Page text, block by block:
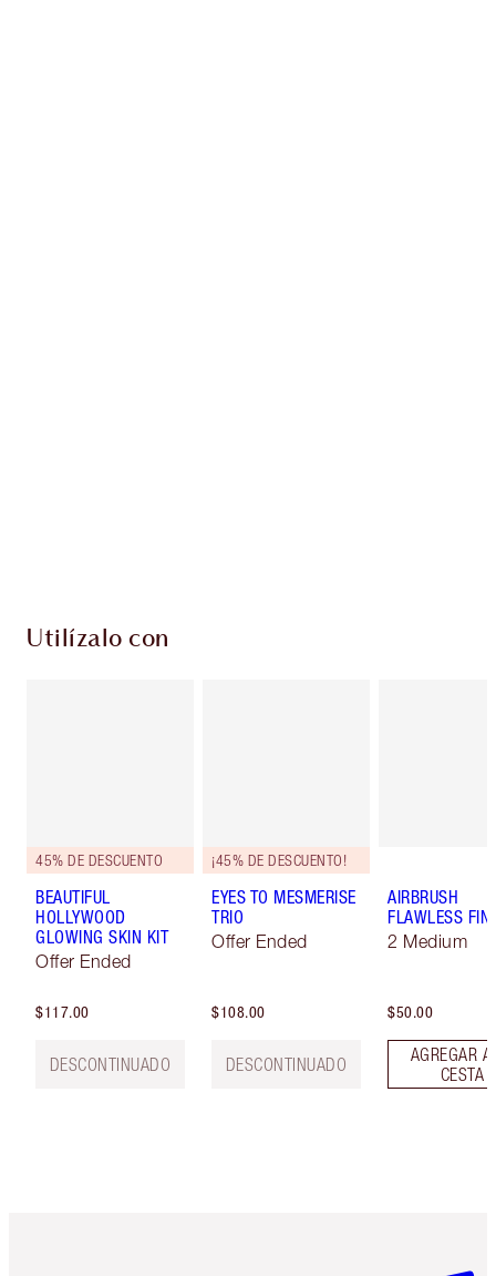
Utilízalo con
45% DE DESCUENTO
BEAUTIFUL
HOLLYWOOD
GLOWING SKIN KIT
Offer Ended
$117.00
DESCONTINUADO
¡45% DE DESCUENTO!
EYES TO MESMERISE
TRIO
Offer Ended
$108.00
DESCONTINUADO
AIRBRUSH
FLAWLESS
2 Medium
$50.00
AGREGAR
CESTA